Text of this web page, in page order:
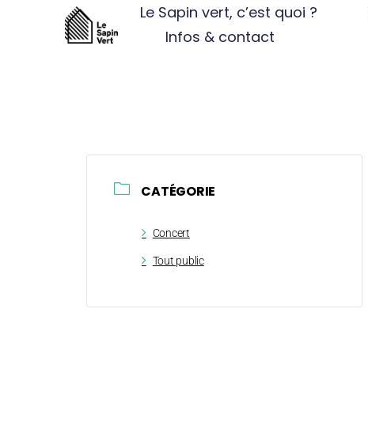
Le Sapin vert, c’est quoi ?
Infos & contact
CATÉGORIE
Concert
Tout public